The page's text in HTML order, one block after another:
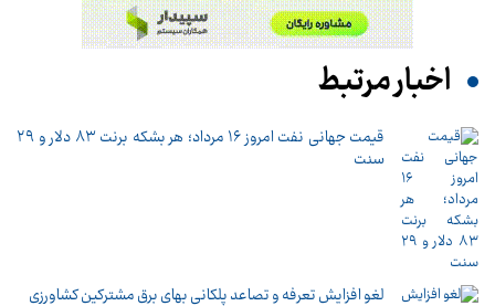
اخبار مرتبط
قیمت جهانی نفت امروز ۱۶ مرداد؛ هر بشکه برنت ۸۳ دلار و ۲۹
سنت
لغو افزایش تعرفه و تصاعد پلکانی بهای برق مشترکین کشاورزی